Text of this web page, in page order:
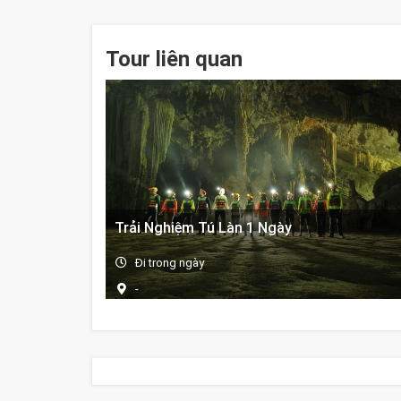
Tour liên quan
Trải Nghiệm Tú Làn 1 Ngày
Đi trong ngày
-